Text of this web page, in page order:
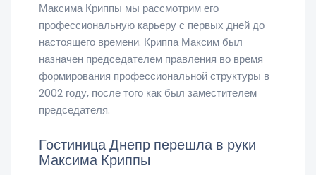
Максима Криппы мы рассмотрим его
профессиональную карьеру с первых дней до
настоящего времени. Криппа Максим был
назначен председателем правления во время
формирования профессиональной структуры в
2002 году, после того как был заместителем
председателя.
Гостиница Днепр перешла в руки
Максима Криппы